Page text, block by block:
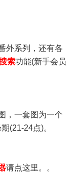
外系列，还有各
索功能(新手会员
，一套图为一个
(21-24点)。
请点这里。。